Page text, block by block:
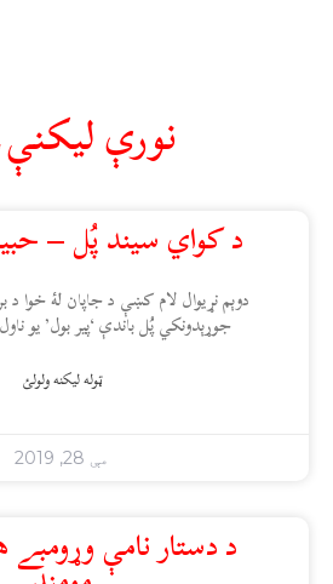
نورې
د کواي سیند پُل –
دوېم نړیوال لام کښې د جاپان لۀ خوا د
جوړېدونکي پُل باندې ‘پیر بول’ یو ناول
ټوله ليکنه ولولئ
مې 28, 2019
د دستار نامې